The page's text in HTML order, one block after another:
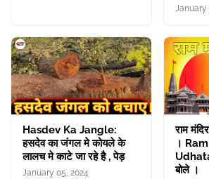
January
Hasdev Ka Jangle:
हसदेव का जंगल मे कोयले के
लालच मे काटे जा रहे है , पेड़
January 05, 2024
राम
।
बोले ।